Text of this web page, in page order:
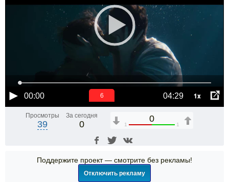
00:00 04:29 1x
6
Просмотры
39
За сегодня
0
0
1 1
Поддержите проект — смотрите без рекламы!
Отключить рекламу